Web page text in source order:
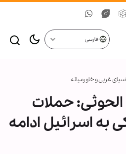
فارسی
غربی و خاورمیانه
حملات
به اسرائیل ادامه